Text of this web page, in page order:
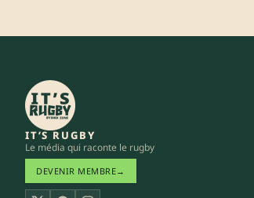
IT’S RUGBY
Le média qui raconte le rugby
DEVENIR MEMBRE→